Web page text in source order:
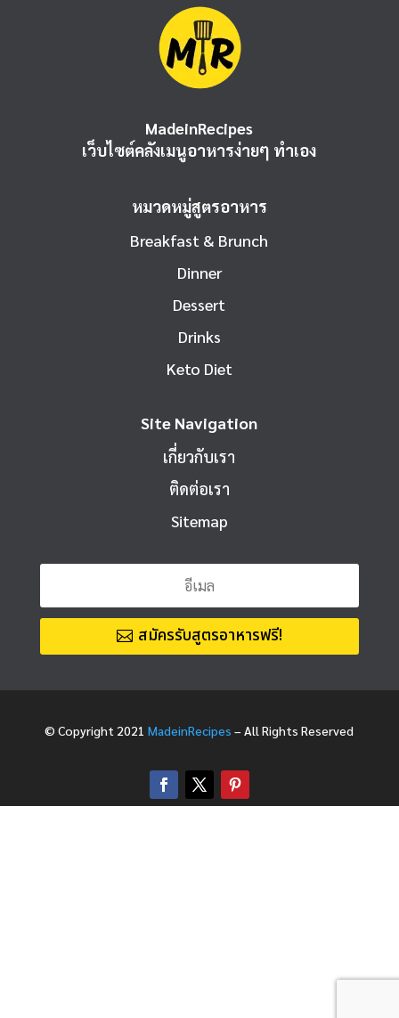
MadeinRecipes
เว็บไซต์คลังเมนูอาหารง่ายๆ ทำเอง
หมวดหมู่สูตรอาหาร
Breakfast & Brunch
Dinner
Dessert
Drinks
Keto Diet
Site Navigation
เกี่ยวกับเรา
ติดต่อเรา
Sitemap
สมัครรับสูตรอาหารฟรี!
© Copyright 2021MadeinRecipes – All Rights Reserved